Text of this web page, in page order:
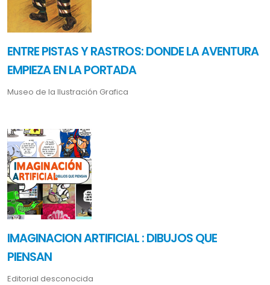
ENTRE PISTAS Y RASTROS: DONDE LA AVENTURA
EMPIEZA EN LA PORTADA
Museo de la Ilustración Grafica
IMAGINACION ARTIFICIAL : DIBUJOS QUE
PIENSAN
Editorial desconocida